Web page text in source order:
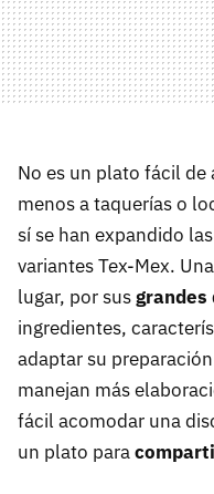
No es un plato fácil
menos a taquerías o
sí se han expandido
variantes Tex-Mex.
lugar, por susgrandes
ingredientes,
adaptar su
manejan más
fácil acomodar una
un plato para